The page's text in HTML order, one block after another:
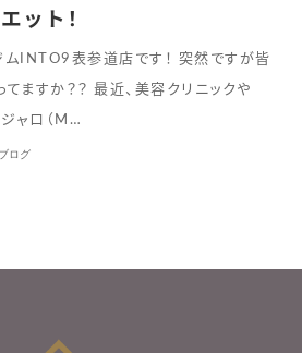
ット！
ムINTO9表参道店です！ 突然ですが皆
ますか？？ 最近、美容クリニックや
ャロ（M…
ログ